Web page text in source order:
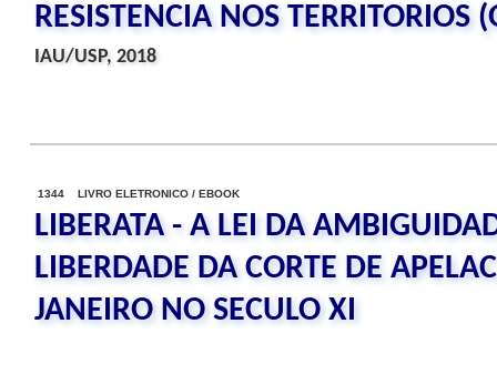
RESISTENCIA NOS TERRITORIOS
IAU/USP, 2018
1344 LIVRO ELETRONICO / EBOOK
LIBERATA - A LEI DA
LIBERDADE DA CORTE DE
JANEIRO NO SECULO XI